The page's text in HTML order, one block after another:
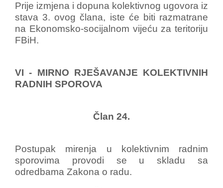
Prije izmjena i dopuna kolektivnog ugovora iz
stava 3. ovog člana, iste će biti razmatrane
na Ekonomsko-socijalnom vijeću za teritoriju
FBiH.
VI - MIRNO RJEŠAVANJE KOLEKTIVNIH
RADNIH SPOROVA
Član 24.
Postupak mirenja u kolektivnim radnim
sporovima provodi se u skladu sa
odredbama Zakona o radu.